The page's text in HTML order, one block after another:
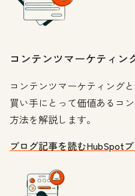
コンテンツマーケティン
コンテンツマーケティング
買い手にとって価値あるコ
方法を解説します。
ブログ記事を読むHubSpot